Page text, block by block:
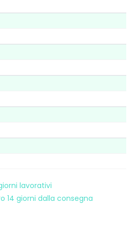
lavorativi
14 giorni dalla consegna